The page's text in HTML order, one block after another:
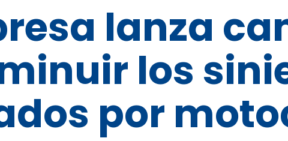
lanza
los
por